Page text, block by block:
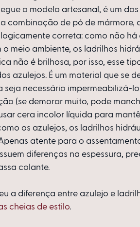
o modelo artesanal, é um
combinação de pó de mármore,
correta: como não há
o meio ambiente, os ladrilhos
não é brilhosa, por isso, esse
azulejos. É um material que se
seja necessário impermeabilizá-
(se demorar muito, pode
cera incolor líquida para
os azulejos, os ladrilhos
atente para o
diferenças na espessura,
colante.
a diferença entre azulejo e
cheias de estilo.